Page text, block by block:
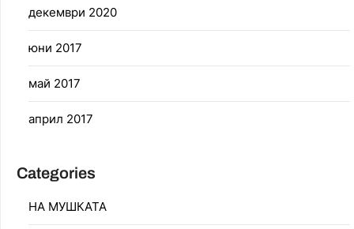
декември 2020
юни 2017
май 2017
април 2017
Categories
НА МУШКАТА